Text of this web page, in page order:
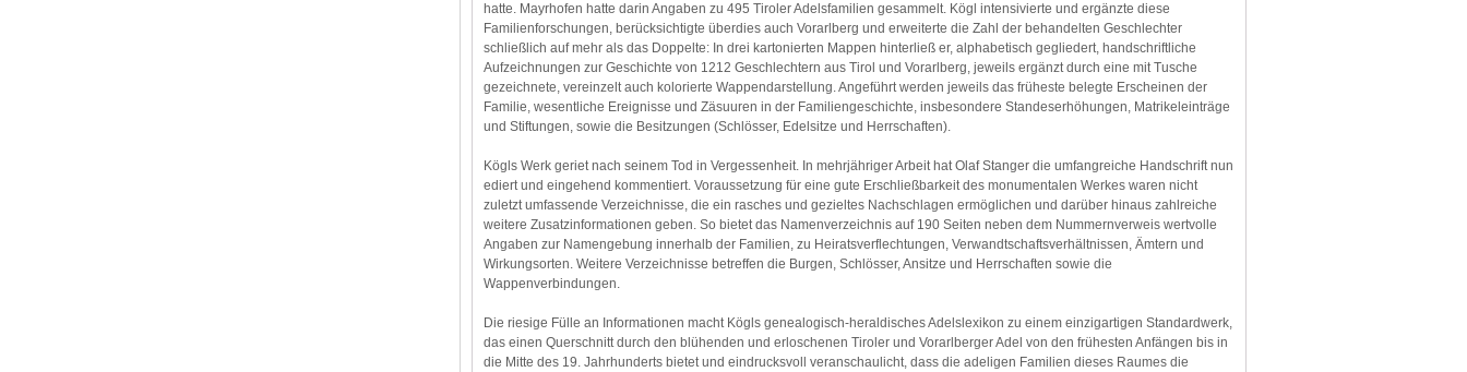
hatte. Mayrhofen hatte darin Angaben zu 495 Tiroler Adelsfamilien gesammelt. Kögl intensivierte und ergänzte diese
Familienforschungen, berücksichtigte überdies auch Vorarlberg und erweiterte die Zahl der behandelten Geschlechter
schließlich auf mehr als das Doppelte: In drei kartonierten Mappen hinterließ er, alphabetisch gegliedert, handschriftliche
Aufzeichnungen zur Geschichte von 1212 Geschlechtern aus Tirol und Vorarlberg, jeweils ergänzt durch eine mit Tusche
gezeichnete, vereinzelt auch kolorierte Wappendarstellung. Angeführt werden jeweils das früheste belegte Erscheinen der
Familie, wesentliche Ereignisse und Zäsuuren in der Familiengeschichte, insbesondere Standeserhöhungen, Matrikeleinträge
und Stiftungen, sowie die Besitzungen (Schlösser, Edelsitze und Herrschaften).
Kögls Werk geriet nach seinem Tod in Vergessenheit. In mehrjähriger Arbeit hat Olaf Stanger die umfangreiche Handschrift nun
ediert und eingehend kommentiert. Voraussetzung für eine gute Erschließbarkeit des monumentalen Werkes waren nicht
zuletzt umfassende Verzeichnisse, die ein rasches und gezieltes Nachschlagen ermöglichen und darüber hinaus zahlreiche
weitere Zusatzinformationen geben. So bietet das Namenverzeichnis auf 190 Seiten neben dem Nummernverweis wertvolle
Angaben zur Namengebung innerhalb der Familien, zu Heiratsverflechtungen, Verwandtschaftsverhältnissen, Ämtern und
Wirkungsorten. Weitere Verzeichnisse betreffen die Burgen, Schlösser, Ansitze und Herrschaften sowie die
Wappenverbindungen.
Die riesige Fülle an Informationen macht Kögls genealogisch-heraldisches Adelslexikon zu einem einzigartigen Standardwerk,
das einen Querschnitt durch den blühenden und erloschenen Tiroler und Vorarlberger Adel von den frühesten Anfängen bis in
die Mitte des 19. Jahrhunderts bietet und eindrucksvoll veranschaulicht, dass die adeligen Familien dieses Raumes die